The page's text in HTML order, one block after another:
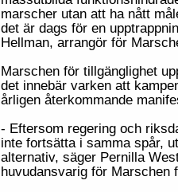
marscher utan att ha nått
det är dags för en
Hellman, arrangör för
Marschen för tillgänglighet
det innebär varken att
årligen återkommande
- Eftersom regering och
inte fortsätta i samma spår,
alternativ, säger Pernilla
huvudansvarig för Marschen